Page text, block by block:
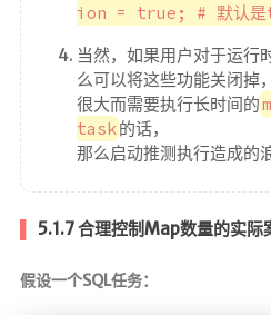
ion = true; # 默认
当然，如果用户对于运行
么可以将这些功能关闭掉
很大而需要执行长时间的
task 的话，
那么启动推测执行造成的
5.1.7 合理控制Map数量的实际
假设一个SQL任务：